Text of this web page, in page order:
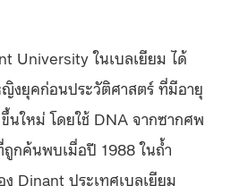
University ในเบลเยียม ได้
งยุคก่อนประวัติศาสตร์ ที่มีอายุ
ใหม่ โดยใช้ DNA จากซากศพ
กค้นพบเมื่อปี 1988 ในถ้ำ
Dinant ประเทศเบลเยียม